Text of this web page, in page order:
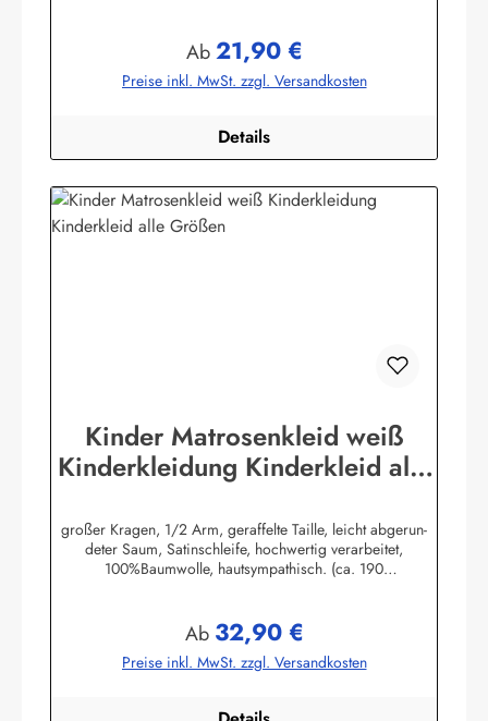
Regulärer Preis:
Ab21,90 €
Preise inkl. MwSt. zzgl. Versandkosten
Details
Kinder Matrosenkleid weiß
Kinderkleidung Kinderkleid alle
großer Kragen, 1/2 Arm, geraffelte Taille, leicht abgerun-
deter Saum, Satinschleife, hochwertig verarbeitet,
100%Baumwolle, hautsympathisch. (ca. 190
bekleidung.de
Regulärer Preis:
Ab 32,90 €
Preise inkl. MwSt. zzgl. Versandkosten